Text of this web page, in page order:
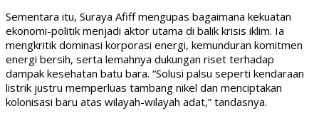
Sementara itu, Suraya Afiff mengupas bagaimana kekuatan
ekonomi-politik menjadi aktor utama di balik krisis iklim. Ia
mengkritik dominasi korporasi energi, kemunduran komitmen
energi bersih, serta lemahnya dukungan riset terhadap
dampak kesehatan batu bara. “Solusi palsu seperti kendaraan
listrik justru memperluas tambang nikel dan menciptakan
kolonisasi baru atas wilayah-wilayah adat,” tandasnya.